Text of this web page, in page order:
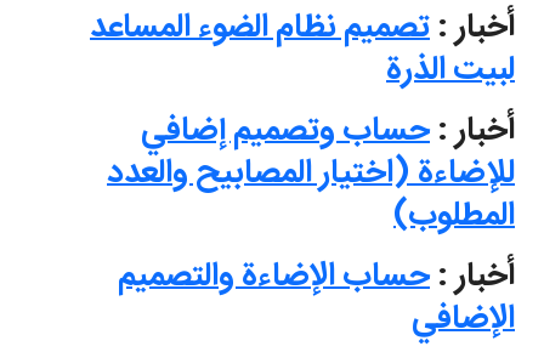
أخبار :تصميم نظام الضوء المساعد
لبيت الذرة
أخبار :حساب وتصميم إضافي
للإضاءة (اختيار المصابيح والعدد
المطلوب)
أخبار :حساب الإضاءة والتصميم
الإضافي